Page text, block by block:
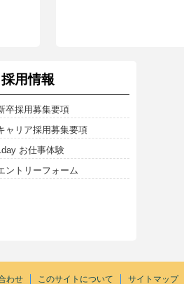
採用情報
卒採用募集要項
ャリア採用募集要項
お仕事体験
ントリーフォーム
わせ このサイトについて サイトマップ